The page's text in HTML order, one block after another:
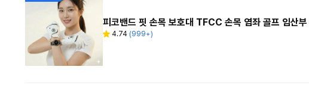
피코밴드 핏 손목 보호대 TFCC 손목 염좌 골프 임산
별 4.74
리
(999+)